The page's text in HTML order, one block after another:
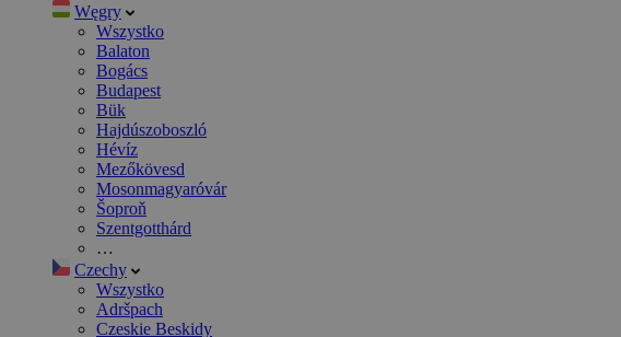
Węgry
Wszystko
Balaton
Bogács
Budapest
Bük
Hajdúszoboszló
Hévíz
Mezőkövesd
Mosonmagyaróvár
Šoproň
Szentgotthárd
…
Czechy
Wszystko
Adršpach
Czeskie Beskidy